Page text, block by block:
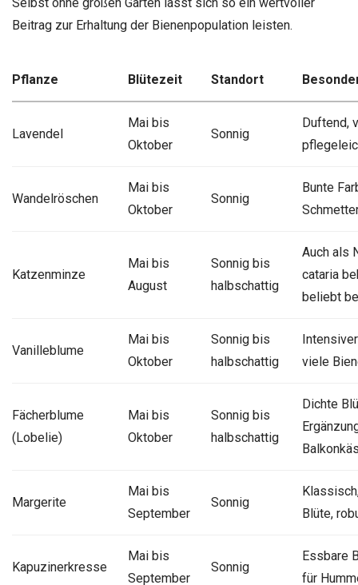
Selbst ohne großen Garten lässt sich so ein wertvoller
Beitrag zur Erhaltung der Bienenpopulation leisten.
Pflanze Blütezeit Standort
Lavendel
Mai bis
Oktober
Sonnig
Duftend,
Wandelröschen
Mai bis
Oktober
Sonnig
Bunte
Katzenminze
Mai bis
August
Sonnig bis
halbschattig
Auch als
cataria
beliebt
Vanilleblume
Mai bis
Oktober
Sonnig bis
halbschattig
viele
Fächerblume
(Lobelie)
Mai bis
Oktober
Sonnig bis
halbschattig
Dichte
Margerite
Mai bis
September
Sonnig
Blüte,
Kapuzinerkresse
Mai bis
September
Sonnig
Essbare
für